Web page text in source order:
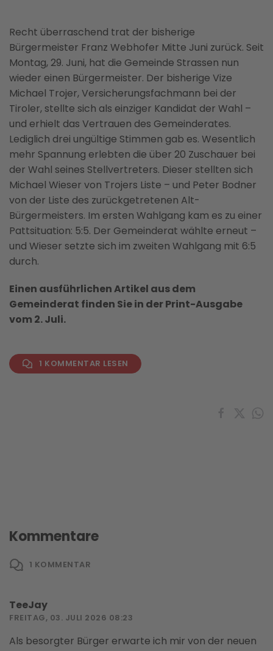
Recht überraschend trat der bisherige
Bürgermeister Franz Webhofer Mitte Juni zurück. Seit
Montag, 29. Juni, hat die Gemeinde Strassen nun
wieder einen Bürgermeister. Der bisherige Vize
Michael Trojer, Versicherungsfachmann bei der
Tiroler, stellte sich als einziger Kandidat der Wahl –
und erhielt das Vertrauen des Gemeinderates.
Lediglich drei ungültige Stimmen gab es. Wesentlich
mehr Spannung erlebten die über 20 Zuschauer bei
der Wahl seines Stellvertreters. Dieser stellten sich
Michael Wieser von Trojers Liste – und Peter Bodner
von der Liste des zurückgetretenen Alt-
Bürgermeisters. Im ersten Wahlgang kam es zu einer
Pattsituation: 5:5. Der Gemeinderat wählte erneut –
und Wieser setzte sich im zweiten Wahlgang mit 6:5
durch.
Einen ausführlichen Artikel aus dem
Gemeinderat finden Sie in der Print-Ausgabe
vom 2. Juli.
1 KOMMENTAR LESEN
Kommentare
1 KOMMENTAR
TeeJay
FREITAG, 03. JULI 2026 08:23
Als besorgter Bürger erwarte ich mir von der neuen